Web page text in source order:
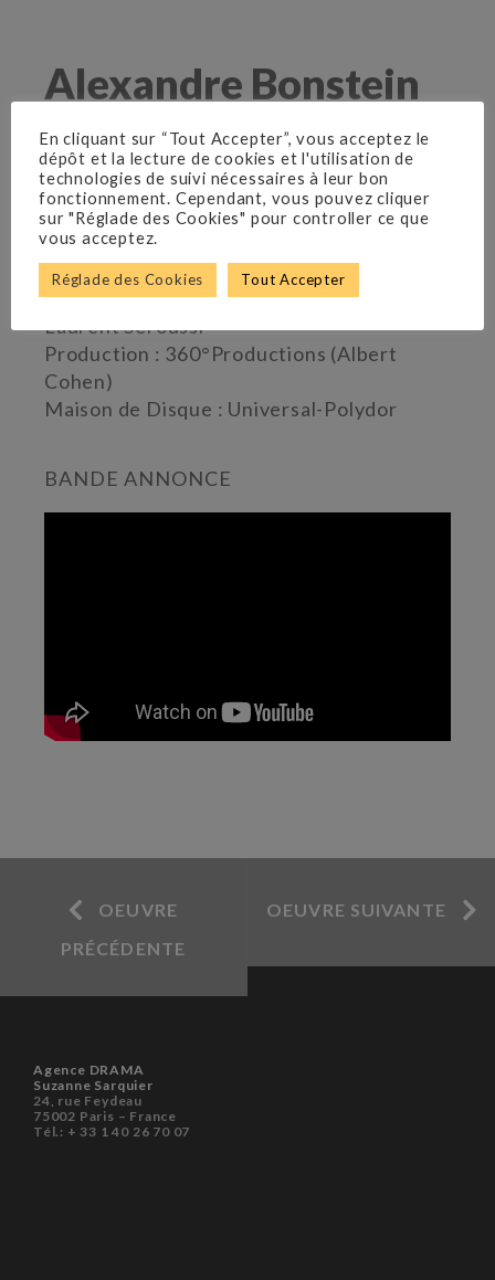
Alexandre Bonstein
Théâtre Le Palace
Du 29 septembre 2016 au 29 janvier 2017
Compositeurs Chansons : Sorel
William Rousseau
Auteurs Chansons : Zazie, Vincent Baguian
Mise en Scène : François Chouquet
Laurent Seroussi
Production : 360°Productions (Albert
Cohen)
Maison de Disque : Universal-Polydor
BANDE ANNONCE
OEUVRE
PRÉCÉDENTE
OEUVRE SUIVANTE
Agence DRAMA
Suzanne Sarquier
24, rue Feydeau
75002 Paris – France
Tél.: + 33 1 40 26 70 07
En cliquant sur “Tout Accepter”, vous acceptez le
dépôt et la lecture de cookies et l'utilisation de
technologies de suivi nécessaires à leur bon
fonctionnement. Cependant, vous pouvez cliquer
sur "Réglade des Cookies" pour controller ce que
vous acceptez.
Réglade des Cookies Tout Accepter